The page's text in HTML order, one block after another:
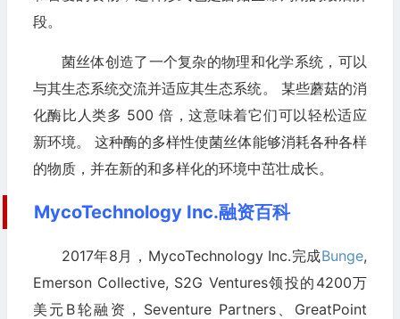
段。
菌丝体创造了一个复杂的物理和化学系统，可以
与其生态系统交流并适应其生态系统。 某些蘑菇的消
化酶比人类多 500 倍，这意味着它们可以轻松适应
新环境。 这种酶的多样性使菌丝体能够消耗各种各样
的物质，并在新的和多样化的环境中茁壮成长。
MycoTechnology Inc.融资百科
2017年8月，MycoTechnology Inc.完成Bunge,
Emerson Collective, S2G Ventures领投的4200万
美元B轮融资，Seventure Partners、GreatPoint